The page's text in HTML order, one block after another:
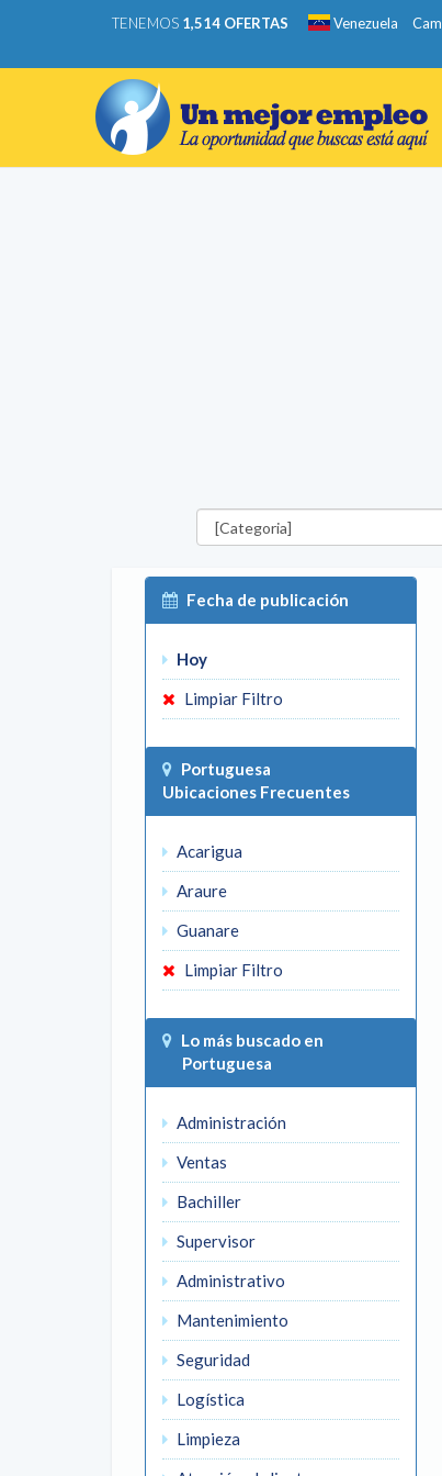
TENEMOS 1,514 OFERTAS Venezuela
Categorías
Fecha de publicación
Hoy
Limpiar Filtro
Portuguesa
Ubicaciones Frecuentes
Acarigua
Araure
Guanare
Limpiar Filtro
Lo más buscado en
Portuguesa
Administración
Ventas
Bachiller
Supervisor
Administrativo
Mantenimiento
Seguridad
Logística
Limpieza